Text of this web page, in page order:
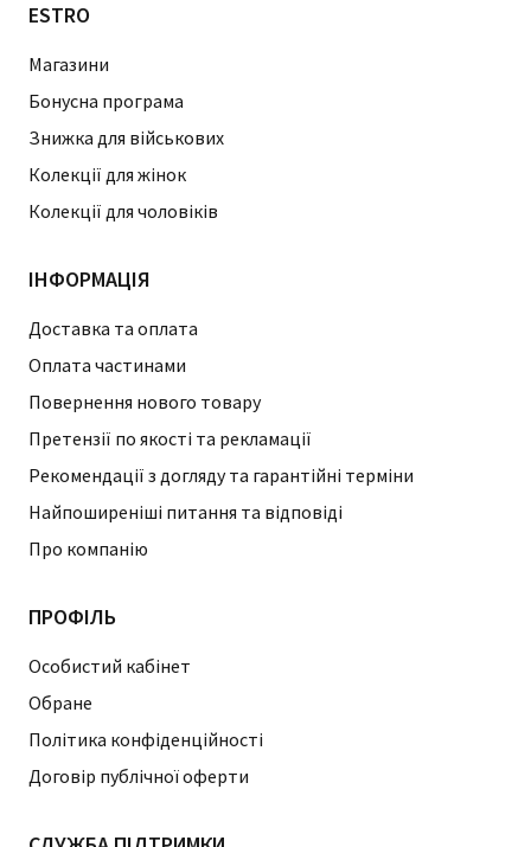
ESTRO
Магазини
Бонусна програма
Знижка для військових
Колекції для жінок
Колекції для чоловіків
ІНФОРМАЦІЯ
Доставка та оплата
Оплата частинами
Повернення нового товару
Претензії по якості та рекламації
Рекомендації з догляду та гарантійні терміни
Найпоширеніші питання та відповіді
Про компанію
ПРОФІЛЬ
Особистий кабінет
Обране
Політика конфіденційності
Договір публічної оферти